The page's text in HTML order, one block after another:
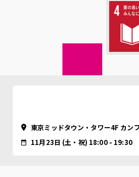
東京ミッドタウン・タワー4F カン
11月23日 (土・祝) 18:00 - 19:30